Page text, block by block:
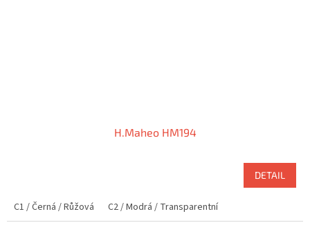
H.Maheo HM194
DETAIL
C1 / Černá / Růžová C2 / Modrá / Transparentní